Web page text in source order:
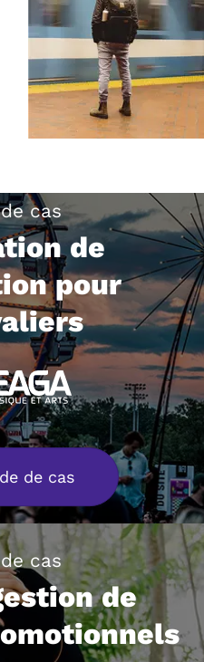
cas
de
pour
de cas
cas
de